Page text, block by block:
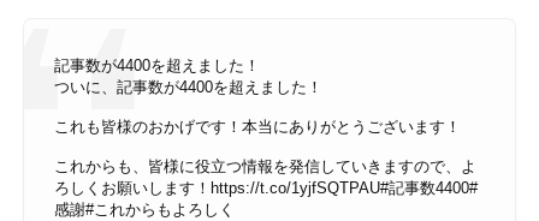
記事数が4400を超えました！
ついに、記事数が4400を超えました！
これも皆様のおかげです！本当にありがとうございます！
これからも、皆様に役立つ情報を発信していきますので、よ
ろしくお願いします！ https://t.co/1yjfSQTPAU#記事数4400#
感謝#これからもよろしく